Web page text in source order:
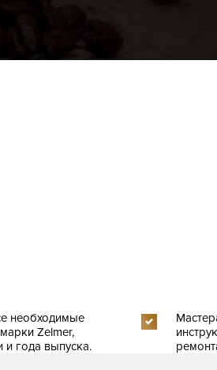
необходимые
Zelmer,
и года выпуска.